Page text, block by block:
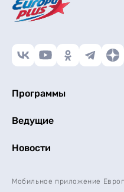
Программы
Ведущие
Новости
Мобильное приложение